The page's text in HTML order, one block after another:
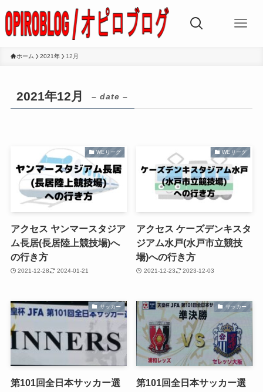
ホーム 2021年 12月
2021年12月 – date –
WEリーグ
アクセス ヤンマースタジア
ム長居(長居陸上競技場)へ
の行き方
2021-12-28 2024-01-21
WEリーグ
アクセス ケーズデンキスタ
ジアム水戸(水戸市立競技
場)への行き方
2021-12-23 2023-12-03
サッカー
第101回全日本サッカー選
サッカー
第101回全日本サッカー選